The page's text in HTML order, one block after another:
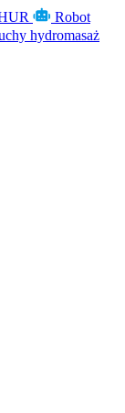
Robot
hydromasaż